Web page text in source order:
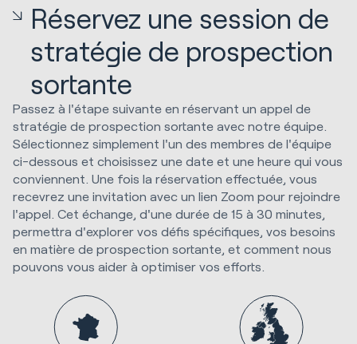
Réservez une session de
stratégie de prospection
sortante
Passez à l'étape suivante en réservant un appel de
stratégie de prospection sortante avec notre équipe.
Sélectionnez simplement l'un des membres de l'équipe
ci-dessous et choisissez une date et une heure qui vous
conviennent. Une fois la réservation effectuée, vous
recevrez une invitation avec un lien Zoom pour rejoindre
l'appel. Cet échange, d'une durée de 15 à 30 minutes,
permettra d'explorer vos défis spécifiques, vos besoins
en matière de prospection sortante, et comment nous
pouvons vous aider à optimiser vos efforts.